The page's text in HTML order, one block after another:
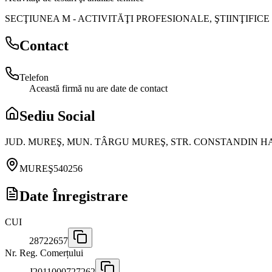
SECŢIUNEA M - ACTIVITĂŢI PROFESIONALE, ŞTIINŢIFICE
Contact
Telefon
Această firmă nu are date de contact
Sediu Social
JUD. MUREŞ, MUN. TÂRGU MUREŞ, STR. CONSTANDIN
MUREŞ540256
Date Înregistrare
CUI
28722657
Nr. Reg. Comerțului